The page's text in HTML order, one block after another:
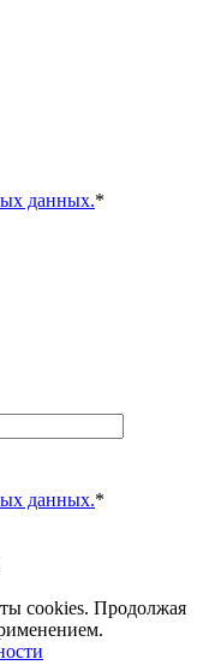
данных.*
данных.*
cookies. Продолжая